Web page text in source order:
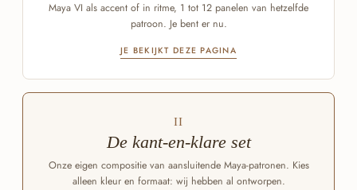
Maya VI als accent of in ritme, 1 tot 12 panelen van hetzelfde
patroon. Je bent er nu.
JE BEKIJKT DEZE PAGINA
II
De kant-en-klare set
Onze eigen compositie van aansluitende Maya-patronen. Kies
alleen kleur en formaat: wij hebben al ontworpen.